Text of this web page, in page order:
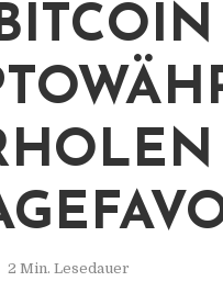
2 Min. Lesedauer